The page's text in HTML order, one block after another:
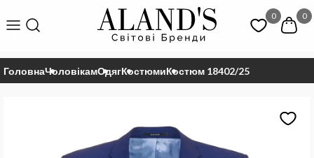
0 0
ГоловнаЧоловікамОдягКостюмиКостюм 18402/25